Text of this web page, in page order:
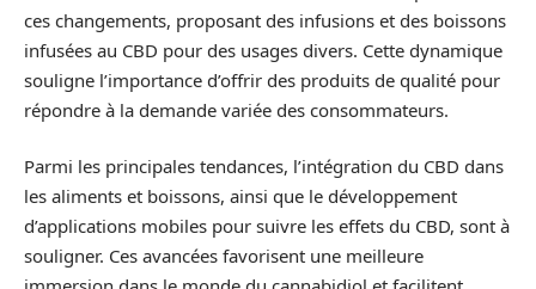
ces changements, proposant des infusions et des boissons
infusées au CBD pour des usages divers. Cette dynamique
souligne l’importance d’offrir des produits de qualité pour
répondre à la demande variée des consommateurs.
Parmi les principales tendances, l’intégration du CBD dans
les aliments et boissons, ainsi que le développement
d’applications mobiles pour suivre les effets du CBD, sont à
souligner. Ces avancées favorisent une meilleure